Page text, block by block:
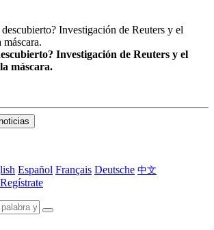
Investigación de Reuters y el
máscara.
Español Français Deutsche 中文
Regístrate